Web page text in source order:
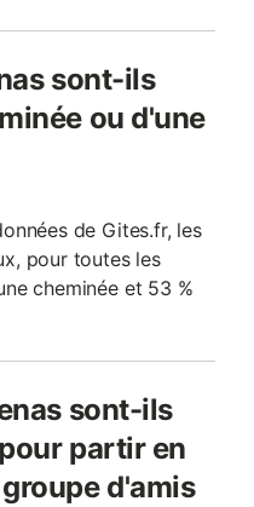
sont-ils
ou d'une
de Gites.fr, les
pour toutes les
cheminée et 53 %
sont-ils
partir en
d'amis